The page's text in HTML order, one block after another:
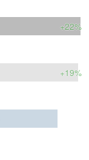
+22%
+19%